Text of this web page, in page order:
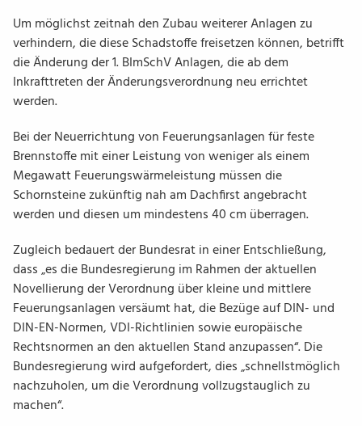
Um möglichst zeitnah den Zubau weiterer Anlagen zu
verhindern, die diese Schadstoffe freisetzen können, betrifft
die Änderung der 1. BImSchV Anlagen, die ab dem
Inkrafttreten der Änderungsverordnung neu errichtet
werden.
Bei der Neuerrichtung von Feuerungsanlagen für feste
Brennstoffe mit einer Leistung von weniger als einem
Megawatt Feuerungswärmeleistung müssen die
Schornsteine zukünftig nah am Dachfirst angebracht
werden und diesen um mindestens 40 cm überragen.
Zugleich bedauert der Bundesrat in einer Entschließung,
dass „es die Bundesregierung im Rahmen der aktuellen
Novellierung der Verordnung über kleine und mittlere
Feuerungsanlagen versäumt hat, die Bezüge auf DIN- und
DIN-EN-Normen, VDI-Richtlinien sowie europäische
Rechtsnormen an den aktuellen Stand anzupassen“. Die
Bundesregierung wird aufgefordert, dies „schnellstmöglich
nachzuholen, um die Verordnung vollzugstauglich zu
machen“.